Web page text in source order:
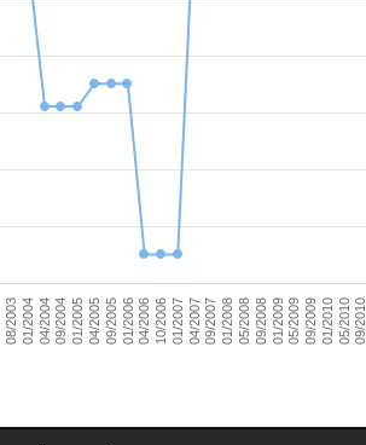
08/200301/200404/200409/200401/200504/200509/200501/200604/200610/200601/200704/200709/200701/200805/200809/200801/200905/200909/200901/201005/201009/